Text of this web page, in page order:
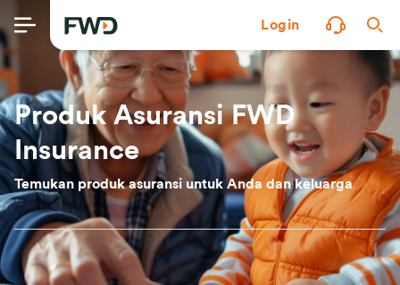
Login
Produk Asuransi FWD
Insurance
Temukan produk asuransi untuk Anda dan keluarga